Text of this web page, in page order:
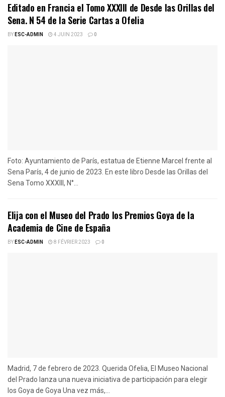
Editado en Francia el Tomo XXXIII de Desde las Orillas del
Sena. N 54 de la Serie Cartas a Ofelia
BYESC-ADMIN 4 JUIN 2023 0
Foto: Ayuntamiento de París, estatua de Etienne Marcel frente al
Sena París, 4 de junio de 2023. En este libro Desde las Orillas del
Sena Tomo XXXIII, N°...
Elija con el Museo del Prado los Premios Goya de la
Academia de Cine de España
BYESC-ADMIN 8 FÉVRIER 2023 0
Madrid, 7 de febrero de 2023. Querida Ofelia, El Museo Nacional
del Prado lanza una nueva iniciativa de participación para elegir
los Goya de Goya Una vez más,...